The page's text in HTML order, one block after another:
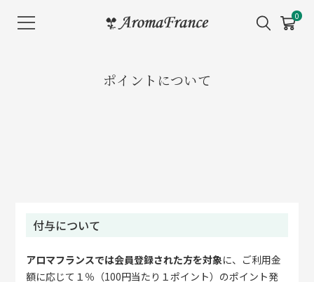
メ
ニ
0
ポイントについて
付与について
アロマフランスでは会員登録された方を対象に、ご利用金
額に応じて１％（100円当たり１ポイント）のポイント発